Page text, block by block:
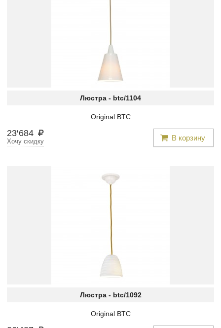
Люстра - btc/1104
Original BTC
23′684 В корзину
Хочу скидку
Люстра - btc/1092
Original BTC